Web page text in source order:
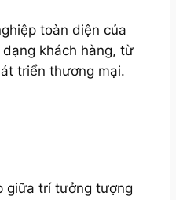
toàn diện của
khách hàng, từ
triển thương mại.
giữa trí tưởng tượng